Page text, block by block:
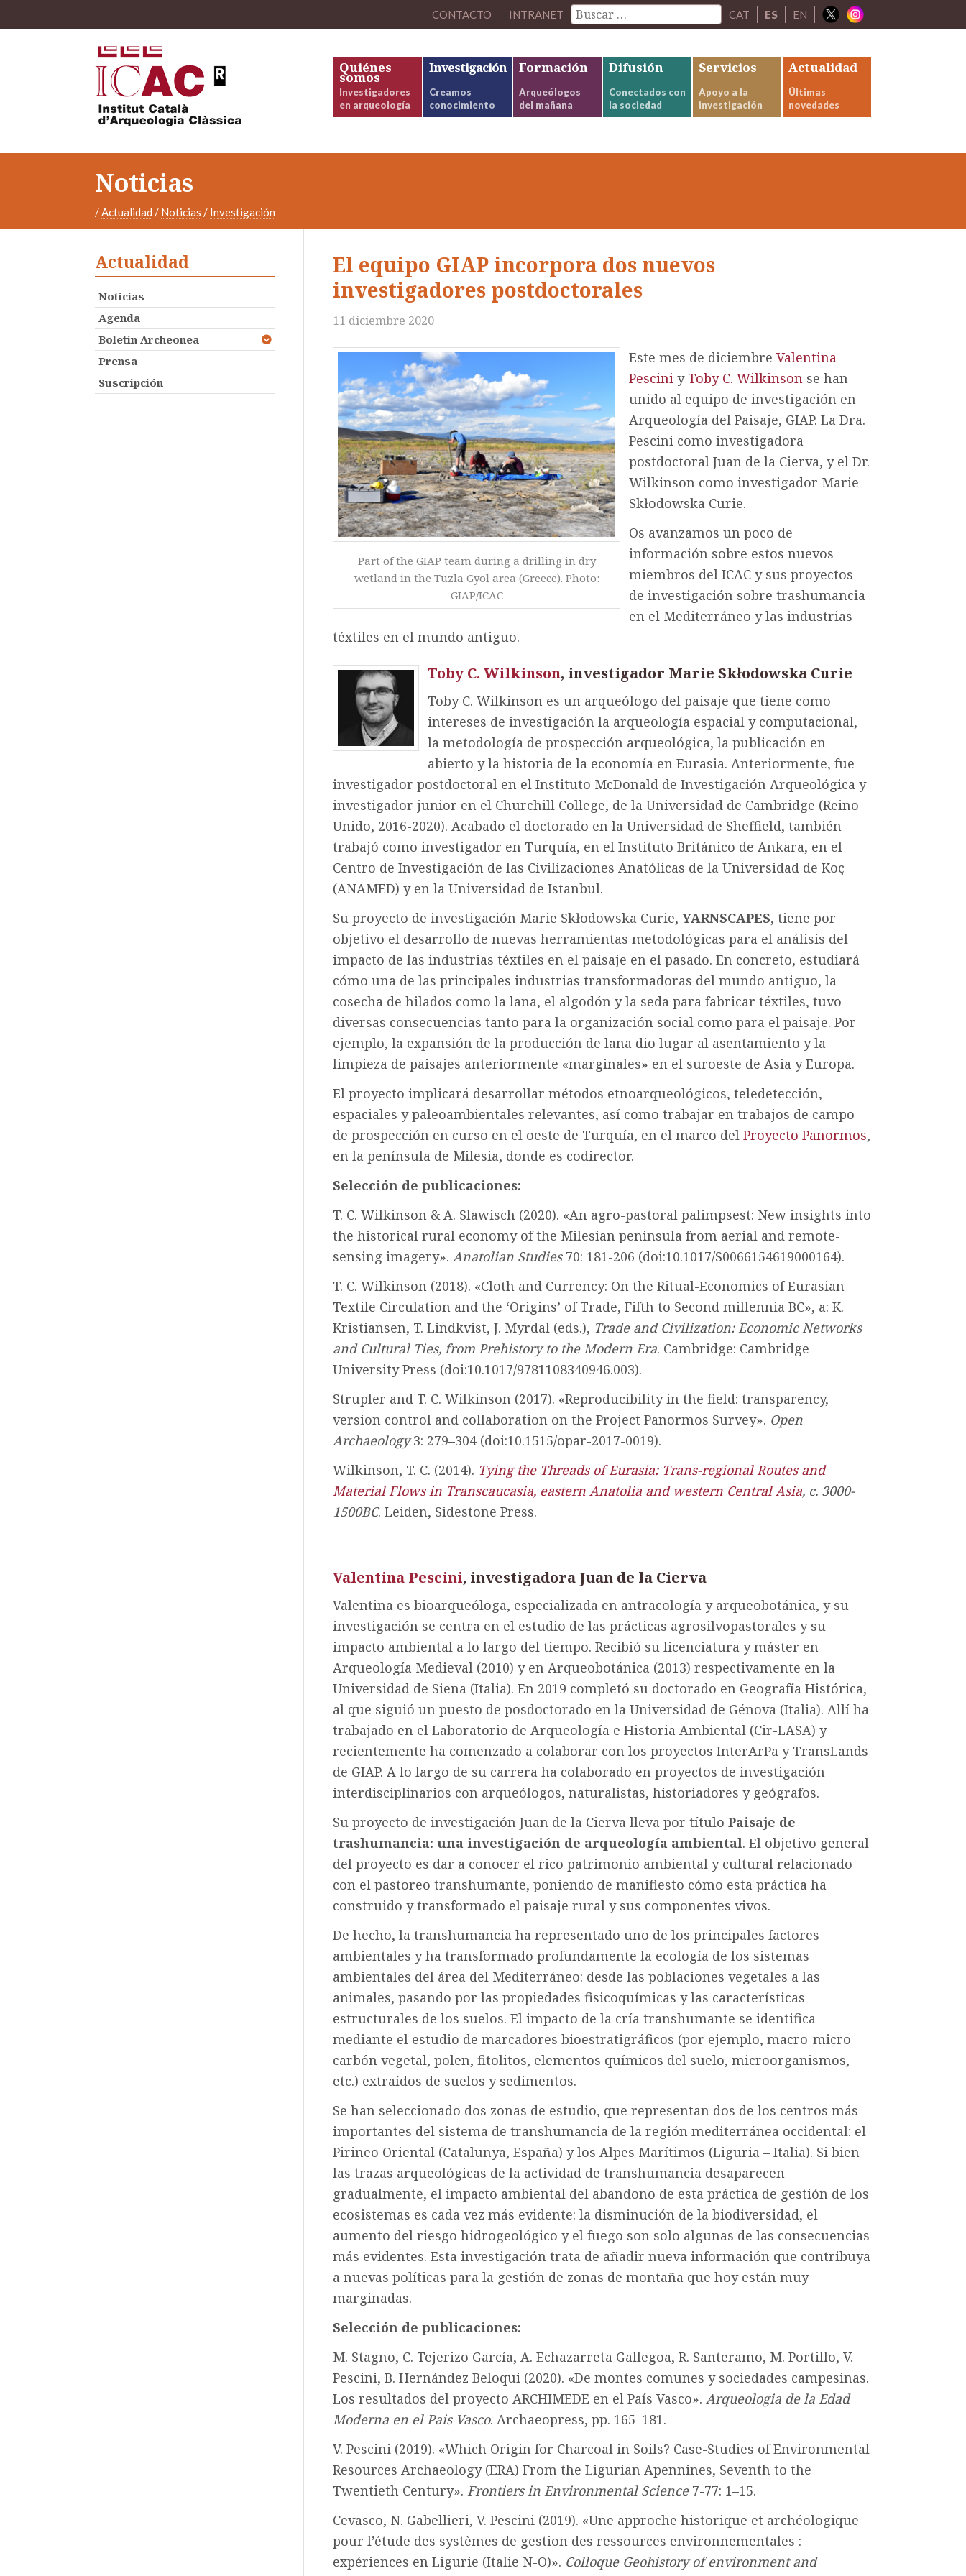
CONTACTO INTRANET CAT ES EN
Quiénes
somos
Investigadores
en arqueología
Investigación
Creamos
conocimiento
Formación
Arqueólogos
del mañana
Difusión
Conectados con
la sociedad
Servicios
Apoyo a la
investigación
Actualidad
Últimas
novedades
Noticias
/Actualidad / Noticias / Investigación
El equipo GIAP incorpora dos nuevos
investigadores postdoctorales
11 diciembre 2020
Part of the GIAP team during a drilling in dry
wetland in the Tuzla Gyol area (Greece). Photo:
GIAP/ICAC
Este mes de diciembre Valentina
Pescini y Toby C. Wilkinson se han
unido al equipo de investigación en
Arqueología del Paisaje, GIAP. La Dra.
Pescini como investigadora
postdoctoral Juan de la Cierva, y el Dr.
Wilkinson como investigador Marie
Skłodowska Curie.
Os avanzamos un poco de
información sobre estos nuevos
miembros del ICAC y sus proyectos
de investigación sobre trashumancia
en el Mediterráneo y las industrias
téxtiles en el mundo antiguo.
Toby C. Wilkinson, investigador Marie Skłodowska Curie
Toby C. Wilkinson es un arqueólogo del paisaje que tiene como
intereses de investigación la arqueología espacial y computacional,
la metodología de prospección arqueológica, la publicación en
abierto y la historia de la economía en Eurasia. Anteriormente, fue
investigador postdoctoral en el Instituto McDonald de Investigación Arqueológica y
investigador junior en el Churchill College, de la Universidad de Cambridge (Reino
Unido, 2016-2020). Acabado el doctorado en la Universidad de Sheffield, también
trabajó como investigador en Turquía, en el Instituto Británico de Ankara, en el
Centro de Investigación de las Civilizaciones Anatólicas de la Universidad de Koç
(ANAMED) y en la Universidad de Istanbul.
Su proyecto de investigación Marie Skłodowska Curie, YARNSCAPES, tiene por
objetivo el desarrollo de nuevas herramientas metodológicas para el análisis del
impacto de las industrias téxtiles en el paisaje en el pasado. En concreto, estudiará
cómo una de las principales industrias transformadoras del mundo antiguo, la
cosecha de hilados como la lana, el algodón y la seda para fabricar téxtiles, tuvo
diversas consecuencias tanto para la organización social como para el paisaje. Por
ejemplo, la expansión de la producción de lana dio lugar al asentamiento y la
limpieza de paisajes anteriormente «marginales» en el suroeste de Asia y Europa.
El proyecto implicará desarrollar métodos etnoarqueológicos, teledetección,
espaciales y paleoambientales relevantes, así como trabajar en trabajos de campo
de prospección en curso en el oeste de Turquía, en el marco del Proyecto Panormos,
en la península de Milesia, donde es codirector.
Selección de publicaciones:
T. C. Wilkinson & A. Slawisch (2020). «An agro-pastoral palimpsest: New insights into
the historical rural economy of the Milesian peninsula from aerial and remote-
sensing imagery». Anatolian Studies70: 181-206 (doi:10.1017/S0066154619000164).
T. C. Wilkinson (2018). «Cloth and Currency: On the Ritual-Economics of Eurasian
Textile Circulation and the ‘Origins’ of Trade, Fifth to Second millennia BC», a: K.
Kristiansen, T. Lindkvist, J. Myrdal (eds.), Trade and Civilization: Economic Networks
and Cultural Ties, from Prehistory to the Modern Era. Cambridge: Cambridge
University Press (doi:10.1017/9781108340946.003).
Strupler and T. C. Wilkinson (2017). «Reproducibility in the field: transparency,
version control and collaboration on the Project Panormos Survey». Open
Archaeology3: 279–304 (doi:10.1515/opar-2017-0019).
Wilkinson, T. C. (2014). Tying the Threads of Eurasia: Trans-regional Routes and
Material Flows in Transcaucasia, eastern Anatolia and western Central Asia, c. 3000-
1500BC. Leiden, Sidestone Press.
Valentina Pescini, investigadora Juan de la Cierva
Valentina es bioarqueóloga, especializada en antracología y arqueobotánica, y su
investigación se centra en el estudio de las prácticas agrosilvopastorales y su
impacto ambiental a lo largo del tiempo. Recibió su licenciatura y máster en
Arqueología Medieval (2010) y en Arqueobotánica (2013) respectivamente en la
Universidad de Siena (Italia). En 2019 completó su doctorado en Geografía Histórica,
al que siguió un puesto de posdoctorado en la Universidad de Génova (Italia). Allí ha
trabajado en el Laboratorio de Arqueología e Historia Ambiental (Cir-LASA) y
recientemente ha comenzado a colaborar con los proyectos InterArPa y TransLands
de GIAP. A lo largo de su carrera ha colaborado en proyectos de investigación
interdisciplinarios con arqueólogos, naturalistas, historiadores y geógrafos.
Su proyecto de investigación Juan de la Cierva lleva por título Paisaje de
trashumancia: una investigación de arqueología ambiental. El objetivo general
del proyecto es dar a conocer el rico patrimonio ambiental y cultural relacionado
con el pastoreo transhumante, poniendo de manifiesto cómo esta práctica ha
construido y transformado el paisaje rural y sus componentes vivos.
De hecho, la transhumancia ha representado uno de los principales factores
ambientales y ha transformado profundamente la ecología de los sistemas
ambientales del área del Mediterráneo: desde las poblaciones vegetales a las
animales, pasando por las propiedades fisicoquímicas y las características
estructurales de los suelos. El impacto de la cría transhumante se identifica
mediante el estudio de marcadores bioestratigráficos (por ejemplo, macro-micro
carbón vegetal, polen, fitolitos, elementos químicos del suelo, microorganismos,
etc.) extraídos de suelos y sedimentos.
Se han seleccionado dos zonas de estudio, que representan dos de los centros más
importantes del sistema de transhumancia de la región mediterránea occidental: el
Pirineo Oriental (Catalunya, España) y los Alpes Marítimos (Liguria – Italia). Si bien
las trazas arqueológicas de la actividad de transhumancia desaparecen
gradualmente, el impacto ambiental del abandono de esta práctica de gestión de los
ecosistemas es cada vez más evidente: la disminución de la biodiversidad, el
aumento del riesgo hidrogeológico y el fuego son solo algunas de las consecuencias
más evidentes. Esta investigación trata de añadir nueva información que contribuya
a nuevas políticas para la gestión de zonas de montaña que hoy están muy
marginadas.
Selección de publicaciones:
M. Stagno, C. Tejerizo García, A. Echazarreta Gallegoa, R. Santeramo, M. Portillo, V.
Pescini, B. Hernández Beloqui (2020). «De montes comunes y sociedades campesinas.
Los resultados del proyecto ARCHIMEDE en el País Vasco». Arqueologia de la Edad
Moderna en el Pais Vasco. Archaeopress, pp. 165–181.
V. Pescini (2019). «Which Origin for Charcoal in Soils? Case-Studies of Environmental
Resources Archaeology (ERA) From the Ligurian Apennines, Seventh to the
Twentieth Century». Frontiers in Environmental Science7-77: 1–15.
Cevasco, N. Gabellieri, V. Pescini (2019). «Une approche historique et archéologique
pour l’étude des systèmes de gestion des ressources environnementales :
expériences en Ligurie (Italie N-O)». Colloque Geohistory of environment and
Actualidad
Noticias
Agenda
Boletín Archeonea
Prensa
Suscripción